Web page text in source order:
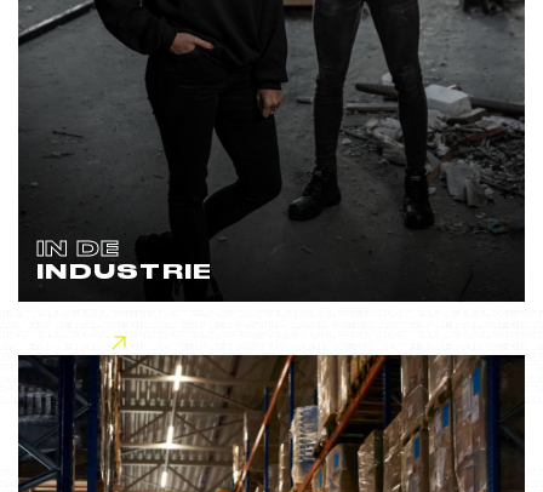
IN DE
INDUSTRIE